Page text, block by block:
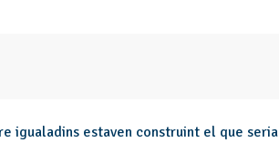
igualadins estaven construint el que seria